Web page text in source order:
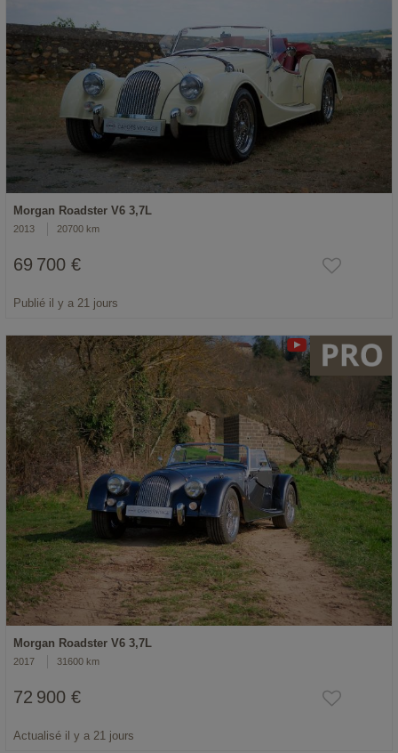
Morgan Roadster V6 3,7L
2013 20700 km
69 700 €
Publié il y a 21 jours
Morgan Roadster V6 3,7L
2017 31600 km
72 900 €
Actualisé il y a 21 jours